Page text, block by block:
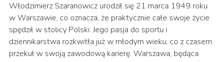
Włodzimierz Szaranowicz urodził się 21 marca 1949 roku
w Warszawie, co oznacza, że praktycznie całe swoje życie
spędził w stolicy Polski. Jego pasja do sportu i
dziennikarstwa rozkwitła już w młodym wieku, co z czasem
przekuł w swoją zawodową karierę. Warszawa, będąca